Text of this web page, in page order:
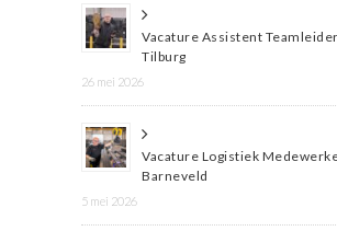
Vacature Assistent
Tilburg
26 mei 2026
Vacature Logistiek
Barneveld
5 mei 2026